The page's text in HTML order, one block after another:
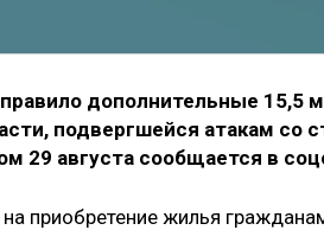
дополнительные 15,5
подвергшейся атакам со
29 августа сообщается в
приобретение жилья